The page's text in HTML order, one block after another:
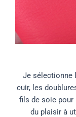
Je sélectionne
cuir, les
fils de soie pour
du plaisir à